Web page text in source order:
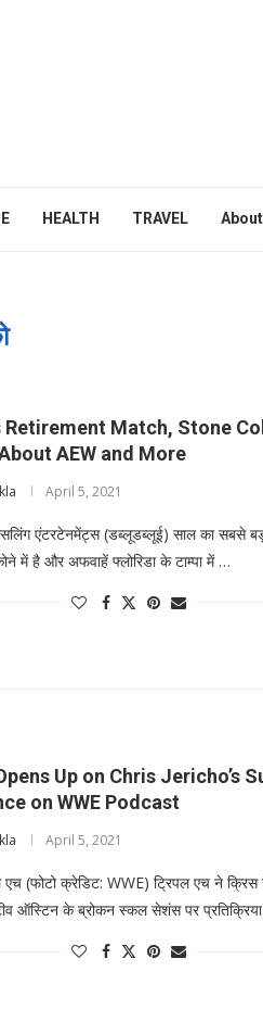
HEALTH TRAVEL
Retirement Match, Stone
AEW and More
April 5, 2021
एंटरटेनमेंट्स (डब्लूडब्लूई) साल का सबसे
में है और अफवाहें फ्लोरिडा के टाम्पा में …
Up on Chris Jericho’s
on WWE Podcast
April 5, 2021
(फोटो क्रेडिट: WWE) ट्रिपल एच ने क्रिस
ऑस्टिन के ब्रोकन स्कल सेशंस पर